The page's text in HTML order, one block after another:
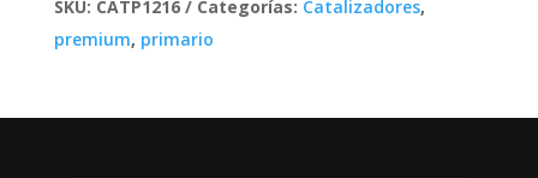
SKU: CATP1216 Categorías: Catalizadores,
premium, primario